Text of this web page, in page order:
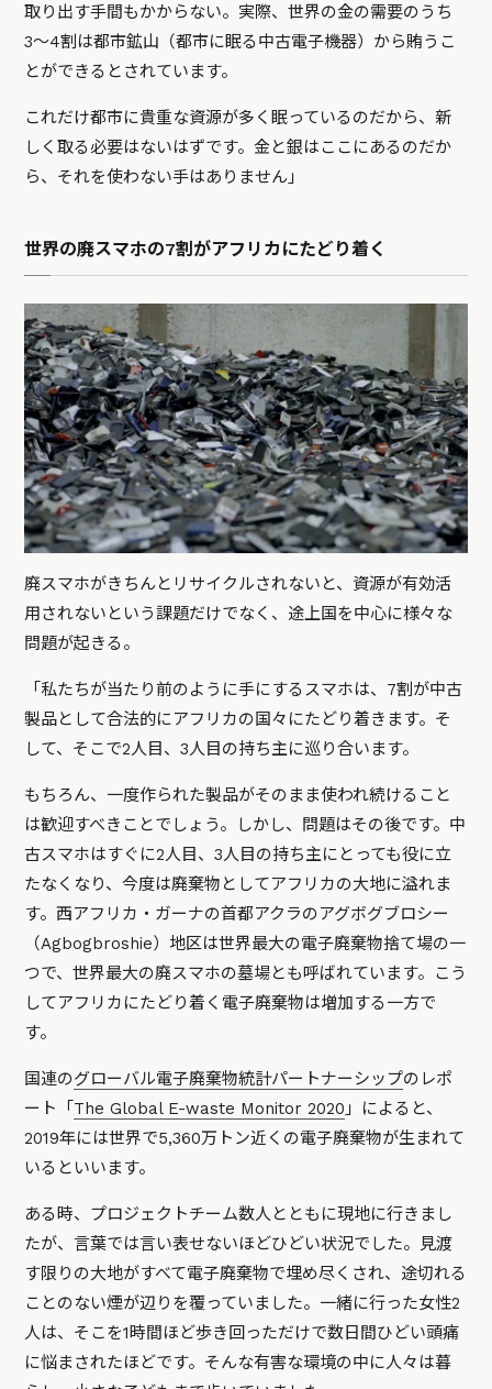
取り出す手間もかからない。実際、世界の金の需要のうち
3〜4割は都市鉱山（都市に眠る中古電子機器）から賄うこ
とができるとされています。
これだけ都市に貴重な資源が多く眠っているのだから、新
しく取る必要はないはずです。金と銀はここにあるのだか
ら、それを使わない手はありません」
世界の廃スマホの7割がアフリカにたどり着く
廃スマホがきちんとリサイクルされないと、資源が有効活
用されないという課題だけでなく、途上国を中心に様々な
問題が起きる。
「私たちが当たり前のように手にするスマホは、7割が中古
製品として合法的にアフリカの国々にたどり着きます。そ
して、そこで2人目、3人目の持ち主に巡り合います。
もちろん、一度作られた製品がそのまま使われ続けること
は歓迎すべきことでしょう。しかし、問題はその後です。中
古スマホはすぐに2人目、3人目の持ち主にとっても役に立
たなくなり、今度は廃棄物としてアフリカの大地に溢れま
す。西アフリカ・ガーナの首都アクラのアグボグブロシー
（Agbogbroshie）地区は世界最大の電子廃棄物捨て場の一
つで、世界最大の廃スマホの墓場とも呼ばれています。こう
してアフリカにたどり着く電子廃棄物は増加する一方で
す。
国連のグローバル電子廃棄物統計パートナーシップのレポ
ート「 The Global E-waste Monitor 2020 」によると、
2019年には世界で5,360万トン近くの電子廃棄物が生まれて
いるといいます。
ある時、プロジェクトチーム数人とともに現地に行きまし
たが、言葉では言い表せないほどひどい状況でした。見渡
す限りの大地がすべて電子廃棄物で埋め尽くされ、途切れる
ことのない煙が辺りを覆っていました。一緒に行った女性2
人は、そこを1時間ほど歩き回っただけで数日間ひどい頭痛
に悩まされたほどです。そんな有害な環境の中に人々は暮